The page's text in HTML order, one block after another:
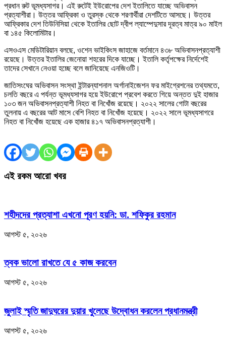
প্রধান রুট ভূমধ্যসাগর। এই রুটেই ইউরোপের দেশ ইতালিতে যাচ্ছে অভিবাসন
প্রত্যাশীরা। উত্তর আফ্রিকা ও তুরস্ক থেকে শরণার্থীরা দেশটিতে আসছে। উত্তর
আফ্রিকার দেশ তিউনিসিয়া থেকে ইতালির ছোট দ্বীপ ল্যাম্পেদুসার দূরত্ব মাত্র ৯০ মাইল
বা ১৪৫ কিলোমিটার।
এসওএস মেডিটারিয়ান বলছে, ওশেন ভাইকিংস জাহাজে বর্তমানে ৪৩৮ অভিবাসনপ্রত্যাশী
রয়েছে। উত্তর ইতালির জেনোয়া শহরের দিকে যাচ্ছে। ইতালি কর্তৃপক্ষের নির্দেশেই
তাদের সেখানে নেওয়া হচ্ছে বলে জানিয়েছে এনজিওটি।
জাতিসংঘের অভিবাসন সংস্থা ইন্টারন্যাশনাল অর্গানাইজেশন ফর মাইগ্রেশনের তথ্যমতে,
চলতি বছরে এ পর্যন্ত ভূমধ্যসাগর হয়ে ইউরোপে প্রবেশ করতে গিয়ে অন্তত দুই হাজার
১০৩ জন অভিবাসনপ্রত্যাশী নিহত বা নিখোঁজ রয়েছে। ২০২২ সালের গোটা বছরের
তুলনায় এ বছরের আট মাসে বেশি নিহত বা নিখোঁজ হয়েছে। ২০২২ সালে ভূমধ্যসাগরে
নিহত বা নিখোঁজ হয়েছে এক হাজার ৪১৭ অভিবাসনপ্রত্যাশী।
এই রকম আরো খবর
শহীদদের প্রত্যাশা এখনো পূরণ হয়নি: ডা. শফিকুর রহমান
আগস্ট ৫, ২০২৬
ত্বক ভালো রাখতে যে ৫ কাজ করবেন
আগস্ট ৫, ২০২৬
জুলাই স্মৃতি জাদুঘরের দুয়ার খুলেছে উদ্বোধন করলেন প্রধানমন্ত্রী
আগস্ট ৫, ২০২৬